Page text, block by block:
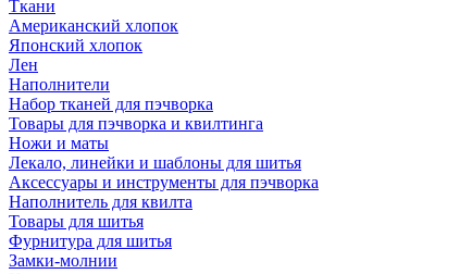
Ткани
Американский хлопок
Японский хлопок
Лен
Наполнители
Набор тканей для пэчворка
Товары для пэчворка и квилтинга
Ножи и маты
Лекало, линейки и шаблоны для шитья
Аксессуары и инструменты для пэчворка
Наполнитель для квилта
Товары для шитья
Фурнитура для шитья
Замки-молнии